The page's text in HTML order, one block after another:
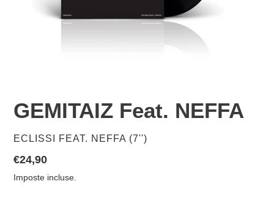
GEMITAIZ Feat. NEFFA
VENDITORE
ECLISSI FEAT. NEFFA (7'')
Prezzo
di
€24,90
Imposte incluse.